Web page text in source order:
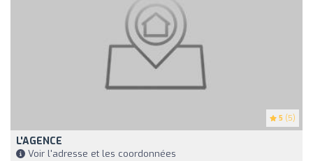
5 (5)
L'AGENCE
Voir l'adresse et les coordonnées